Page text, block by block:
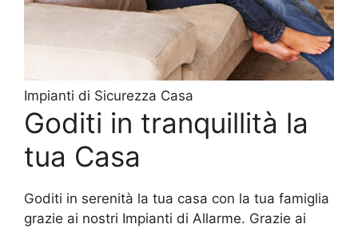
Impianti di Sicurezza Casa
Goditi in tranquillità la
tua Casa
Goditi in serenità la tua casa con la tua famiglia
grazie ai nostri Impianti di Allarme. Grazie ai